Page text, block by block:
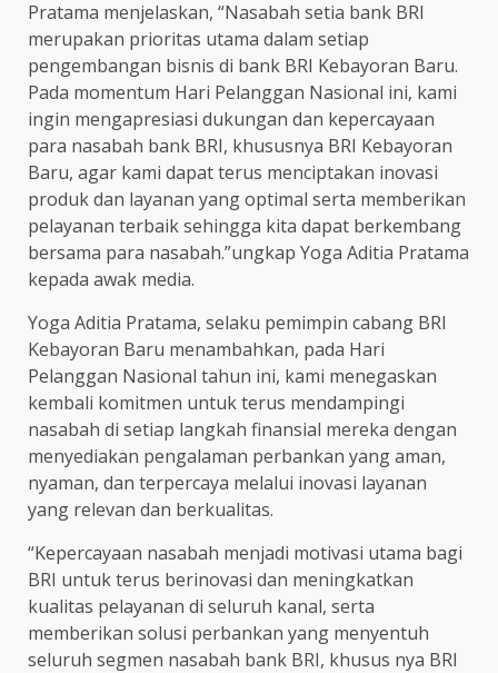
Pratama menjelaskan, “Nasabah setia bank BRI
merupakan prioritas utama dalam setiap
pengembangan bisnis di bank BRI Kebayoran Baru.
Pada momentum Hari Pelanggan Nasional ini, kami
ingin mengapresiasi dukungan dan kepercayaan
para nasabah bank BRI, khususnya BRI Kebayoran
Baru, agar kami dapat terus menciptakan inovasi
produk dan layanan yang optimal serta memberikan
pelayanan terbaik sehingga kita dapat berkembang
bersama para nasabah.”ungkap Yoga Aditia Pratama
kepada awak media.
Yoga Aditia Pratama, selaku pemimpin cabang BRI
Kebayoran Baru menambahkan, pada Hari
Pelanggan Nasional tahun ini, kami menegaskan
kembali komitmen untuk terus mendampingi
nasabah di setiap langkah finansial mereka dengan
menyediakan pengalaman perbankan yang aman,
nyaman, dan terpercaya melalui inovasi layanan
yang relevan dan berkualitas.
“Kepercayaan nasabah menjadi motivasi utama bagi
BRI untuk terus berinovasi dan meningkatkan
kualitas pelayanan di seluruh kanal, serta
memberikan solusi perbankan yang menyentuh
seluruh segmen nasabah bank BRI, khusus nya BRI